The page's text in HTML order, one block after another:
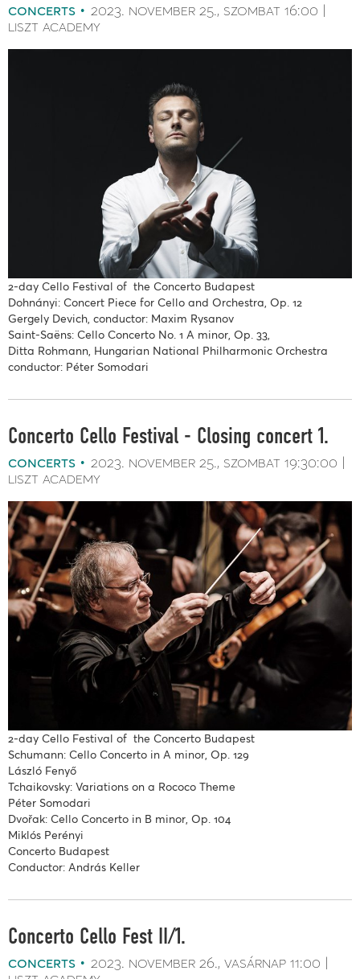
concerts 2023. november 25. szombat 16:00
liszt academy
2-day Cello Festival of the Concerto Budapest
Dohnányi: Concert Piece for Cello and Orchestra, Op. 12
Gergely Devich, conductor: Maxim Rysanov
Saint-Saëns: Cello Concerto No. 1 A minor, Op. 33,
Ditta Rohmann, Hungarian National Philharmonic Orchestra
conductor: Péter Somodari
Concerto Cello Festival - Closing concert 1.
concerts 2023. november 25. szombat 19:30:00
liszt academy
2-day Cello Festival of the Concerto Budapest
Schumann: Cello Concerto in A minor, Op. 129
László Fenyő
Tchaikovsky: Variations on a Rococo Theme
Péter Somodari
Dvořak: Cello Concerto in B minor, Op. 104
Miklós Perényi
Concerto Budapest
Conductor: András Keller
Concerto Cello Fest II/1.
concerts 2023. november 26. vasárnap 11:00